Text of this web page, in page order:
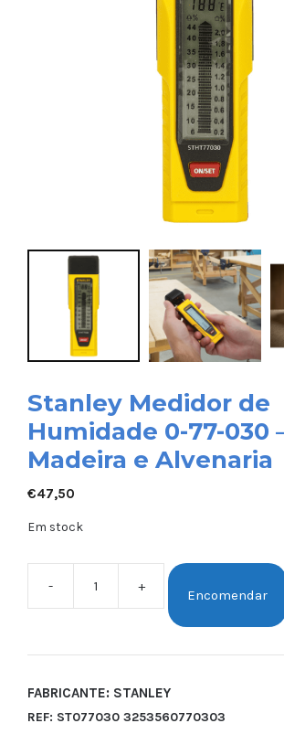
Stanley Medidor de
Humidade 0-77-030
Madeira e Alvenaria
€47,50
Em stock
- +
Encomendar
FABRICANTE: STANLEY
REF: ST077030 3253560770303